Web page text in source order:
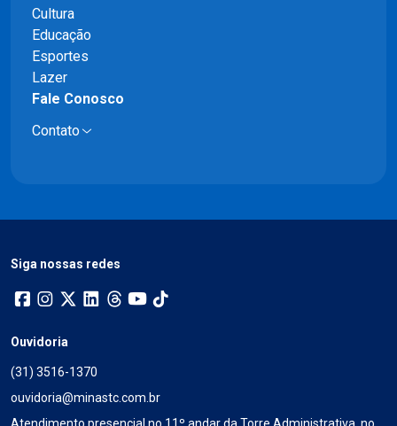
Cultura
Educação
Esportes
Lazer
Fale Conosco
Contato
Siga nossas redes
Ouvidoria
(31) 3516-1370
ouvidoria@minastc.com.br
Atendimento presencial no 11º andar da Torre Administrativa, no